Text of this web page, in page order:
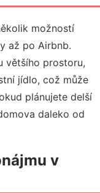
možností
až po Airbnb.
většího prostoru,
jídlo, což může
plánujete delší
daleko od
v